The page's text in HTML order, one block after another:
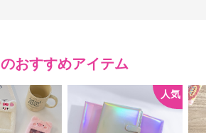
のおすすめアイテム
人気